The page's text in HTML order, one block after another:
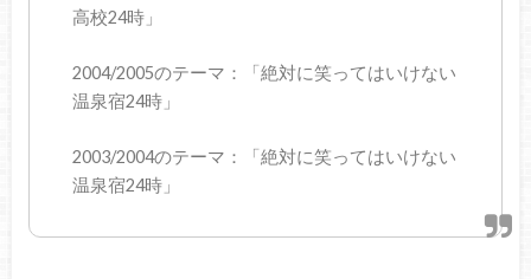
高校24時」
2004/2005のテーマ：「絶対に笑ってはいけない
温泉宿24時」
2003/2004のテーマ：「絶対に笑ってはいけない
温泉宿24時」